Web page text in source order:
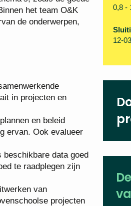
het team O&K
de onderwerpen,
in projecten en
en beleid
ervan. Ook evalueer
data goed
te raadplegen zijn
van
projecten
0,8 -
12-